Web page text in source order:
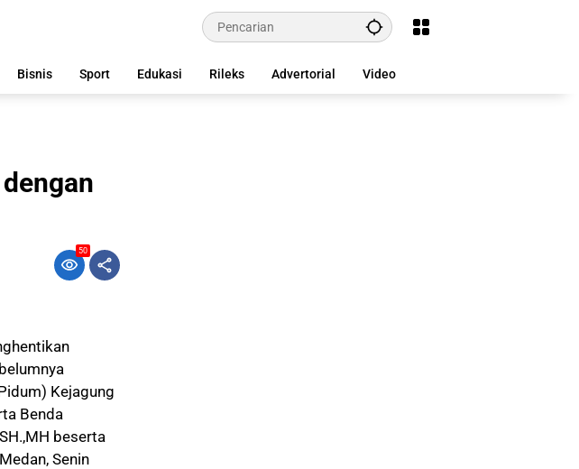
Bisnis Sport Edukasi Rileks Advertorial Video
50
Kejagung
Benda
beserta
Senin